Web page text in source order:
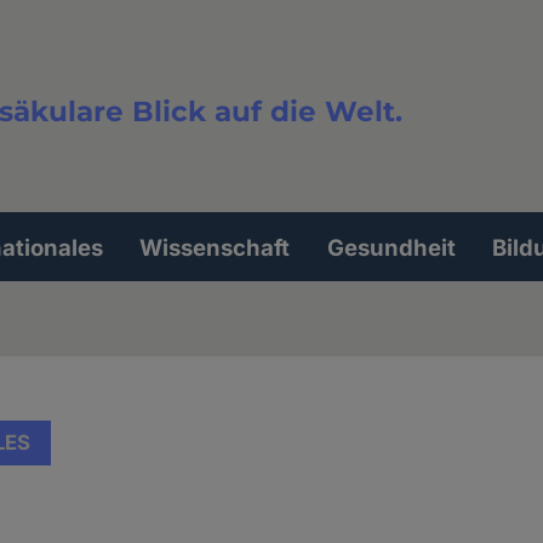
Blick auf die Welt.
Wissenschaft Gesundheit